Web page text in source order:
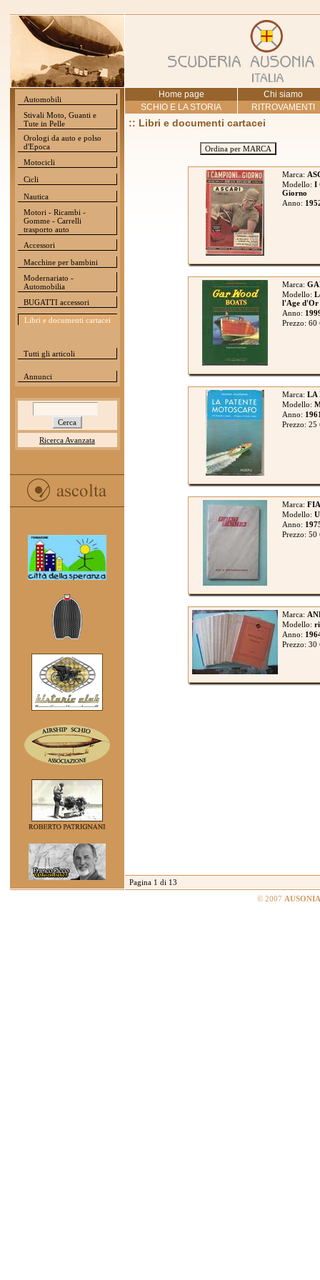
Automobili
Stivali Moto, Guanti e
Tute in Pelle
Orologi da auto e polso
d'Epoca
Motocicli
Cicli
Nautica
Motori - Ricambi -
Gomme - Carrelli
trasporto auto
Accessori
Macchine per bambini
Modernariato -
Automobilia
BUGATTI accessori
Libri e documenti cartacei
Tutti gli articoli
Annunci
Ricerca Avanzata
Home page
Chi siamo
SCHIO E LA STORIA
RITROVAMENTI
:: Libri e documenti cartacei
Ordina per MARCA
Marca:
Modello: I
Giorno
Anno:
Marca:
Modello:
l'Age d'Or
Anno:
Prezzo: 60
Marca: LA
Modello:
Anno:
Prezzo: 25
Marca:
Modello:
Anno:
Prezzo: 50
Marca:
Modello:
Anno:
Prezzo: 30
Pagina 1 di 13
© 2007